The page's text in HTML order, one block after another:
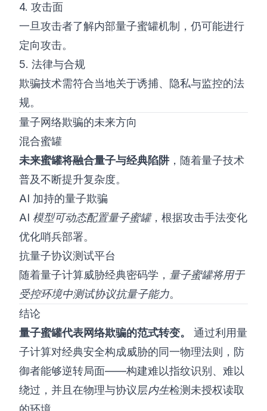
4. 攻击面
一旦攻击者了解内部量子蜜罐机制，仍可能进行
定向攻击。
5. 法律与合规
欺骗技术需符合当地关于诱捕、隐私与监控的法
规。
量子网络欺骗的未来方向
混合蜜罐
未来蜜罐将融合量子与经典陷阱，随着量子技术
普及不断提升复杂度。
AI 加持的量子欺骗
AI 模型可动态配置量子蜜罐，根据攻击手法变化
优化哨兵部署。
抗量子协议测试平台
随着量子计算威胁经典密码学， 量子蜜罐将用于
受控环境中测试协议抗量子能力。
结论
量子蜜罐代表网络欺骗的范式转变。
通过利用量
子计算对经典安全构成威胁的同一物理法则，防
御者能够逆转局面——构建难以指纹识别、难以
绕过，并且在物理与协议层内生检测未授权读取